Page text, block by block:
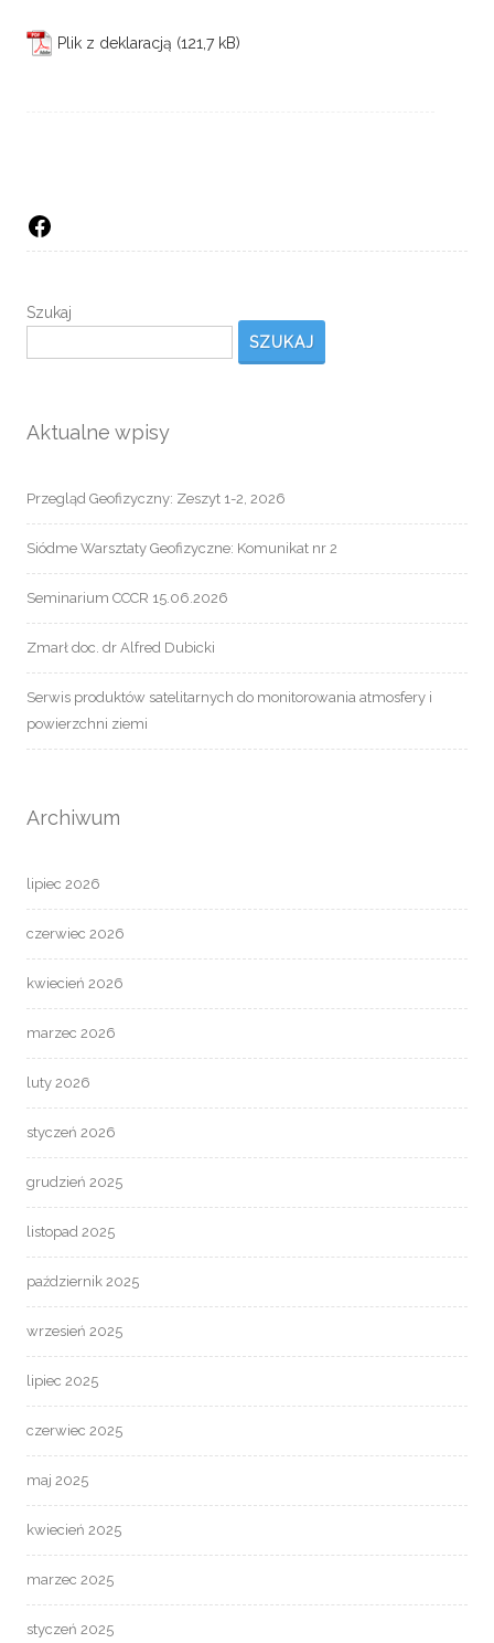
Plik z deklaracją
Szukaj
SZUKAJ
Aktualne wpisy
Przegląd Geofizyczny: Zeszyt 1-2, 2026
Siódme Warsztaty Geofizyczne: Komunikat nr 2
Seminarium CCCR 15.06.2026
Zmarł doc. dr Alfred Dubicki
Serwis produktów satelitarnych do monitorowania atmosfery i
powierzchni ziemi
Archiwum
lipiec 2026
czerwiec 2026
kwiecień 2026
marzec 2026
luty 2026
styczeń 2026
grudzień 2025
listopad 2025
październik 2025
wrzesień 2025
lipiec 2025
czerwiec 2025
maj 2025
kwiecień 2025
marzec 2025
styczeń 2025